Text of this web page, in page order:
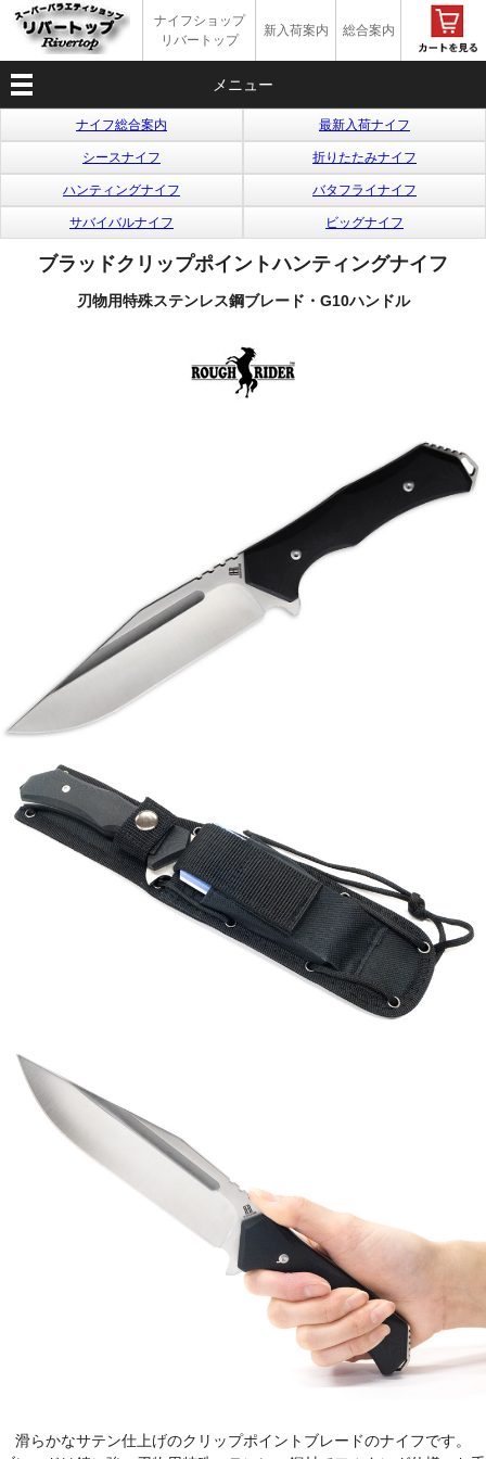
ナイフショップ
リバートップ
新入荷案内 総合案内
メニュー
ナイフ総合案内 最新入荷ナイフ
シースナイフ 折りたたみナイフ
ハンティングナイフ バタフライナイフ
サバイバルナイフ ビッグナイフ
ブラッドクリップポイントハンティングナイフ
刃物用特殊ステンレス鋼ブレード・G10ハンドル
滑らかなサテン仕上げのクリップポイントブレードのナイフです。